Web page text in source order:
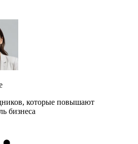
которые повышают
бизнеса